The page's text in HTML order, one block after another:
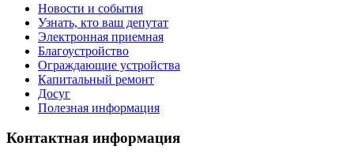
Новости и события
Узнать, кто ваш депутат
Электронная приемная
Благоустройство
Ограждающие устройства
Капитальный ремонт
Досуг
Полезная информация
Контактная информация